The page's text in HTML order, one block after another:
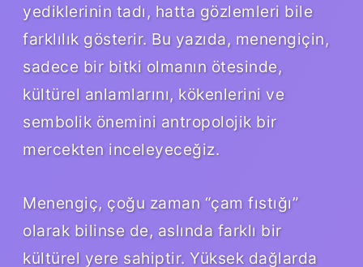
yediklerinin tadı, hatta gözlemleri bile
farklılık gösterir. Bu yazıda, menengiçin,
sadece bir bitki olmanın ötesinde,
kültürel anlamlarını, kökenlerini ve
sembolik önemini antropolojik bir
mercekten inceleyeceğiz.
Menengiç, çoğu zaman “çam fıstığı”
olarak bilinse de, aslında farklı bir
kültürel yere sahiptir. Yüksek dağlarda